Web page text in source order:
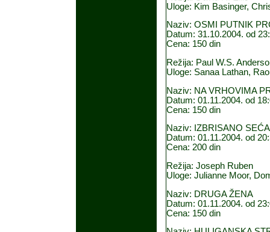
Uloge: Kim Basinger,
Naziv: OSMI PUTNIK
Datum: 31.10.2004. od
Cena: 150 din
Režija: Paul W.S.
Uloge: Sanaa Lathan,
Naziv: NA VRHOVIMA
Datum: 01.11.2004. od
Cena: 150 din
Naziv: IZBRISANO
Datum: 01.11.2004. od
Cena: 200 din
Režija: Joseph Ruben
Uloge: Julianne Moor,
Naziv: DRUGA ŽENA
Datum: 01.11.2004. od
Cena: 150 din